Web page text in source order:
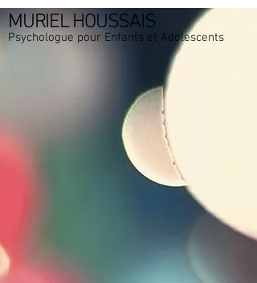
MURIEL HOUSSAIS
Psychologue pour Enfants et Adolescents